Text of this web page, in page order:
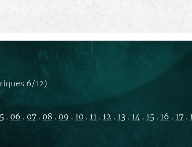
6/12)
. 06 . 07 . 08 . 09 . 10 . 11 . 12 . 13 . 14 . 15 . 16 . 17 .